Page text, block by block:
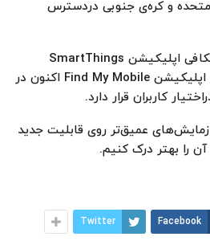
متحده و کره‌ی جنوبی دردسترس
این اطلاعات پس از کالبدشکافی اپلیکیشن SmartThings
به‌دست آمد. نسخه‌ی جدید اپلیکیشن Find My Mobile اکنون در
کاربران قرار دارد.
عمیق‌تر روی قابلیت جدید
را بهتر درک کنیم.
Facebook
Twitter